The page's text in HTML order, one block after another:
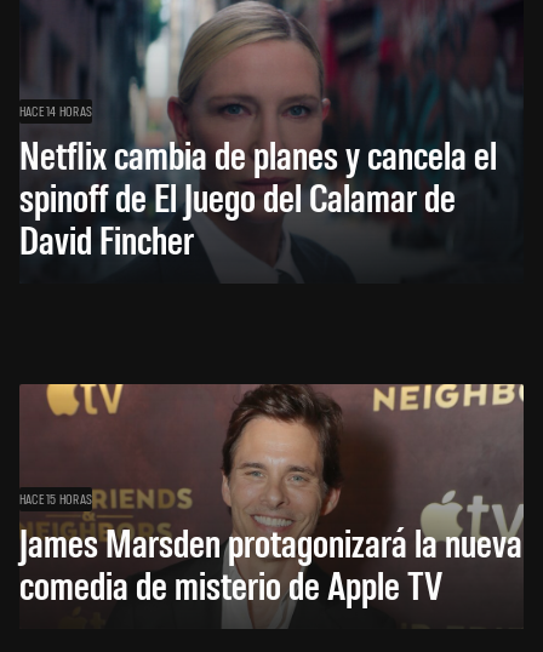
HACE 14 HORAS
Netflix cambia de planes y cancela el
spinoff de El Juego del Calamar de
David Fincher
HACE 15 HORAS
James Marsden protagonizará la nueva
comedia de misterio de Apple TV